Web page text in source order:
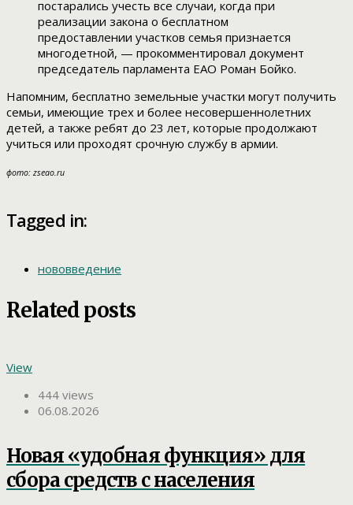
постарались учесть все случаи, когда при
реализации закона о бесплатном
предоставлении участков семья признается
многодетной, — прокомментировал документ
председатель парламента ЕАО Роман Бойко.
Напомним, бесплатно земельные участки могут получить
семьи, имеющие трех и более несовершеннолетних
детей, а также ребят до 23 лет, которые продолжают
учиться или проходят срочную службу в армии.
фото: zseao.ru
Tagged in:
нововведение
Related posts
View
444 views
06.08.2026
Новая «удобная функция» для
сбора средств с населения